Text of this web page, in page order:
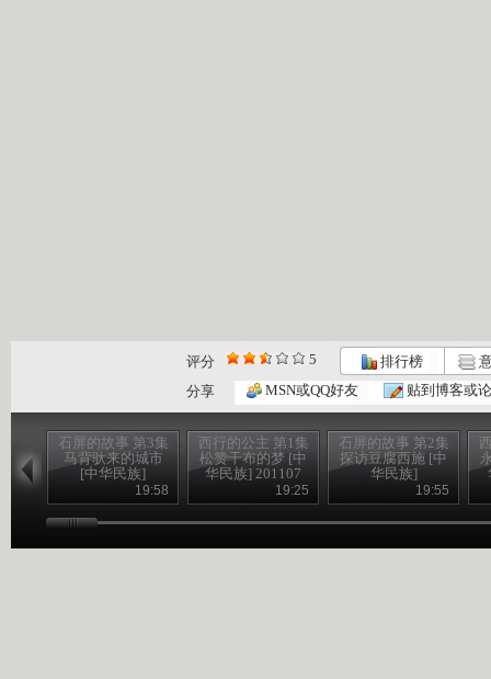
评分 5 排行榜
分享
MSN或QQ好友 贴到博客或
石屏的故事 第3集
马背驮来的城市
[中华民族]
19:58
西行的公主 第1集
松赞干布的梦 [中
华民族] 201107
19:25
石屏的故事 第2集
探访豆腐西施 [中
华民族]
19:55